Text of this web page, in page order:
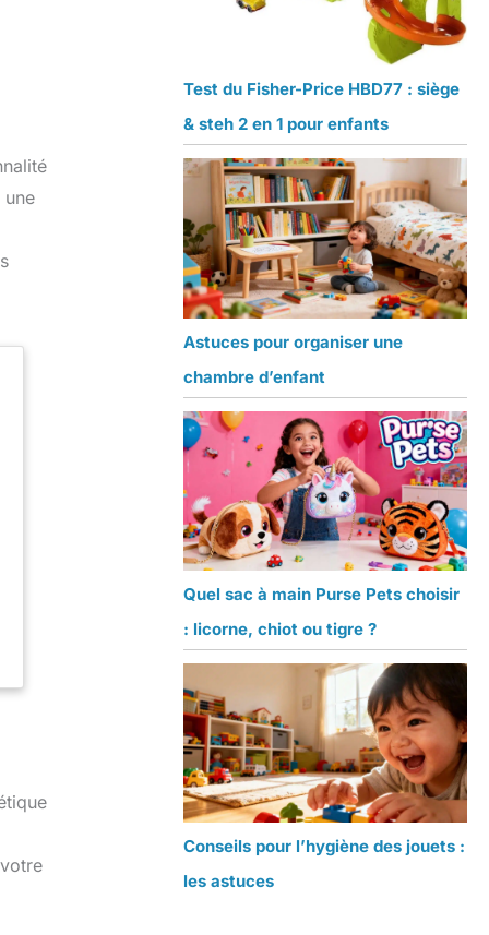
une
Test du Fisher-Price HBD77 : siège
& steh 2 en 1 pour enfants
Astuces pour organiser une
chambre d’enfant
Quel sac à main Purse Pets choisir
: licorne, chiot ou tigre ?
Conseils pour l’hygiène des jouets :
les astuces